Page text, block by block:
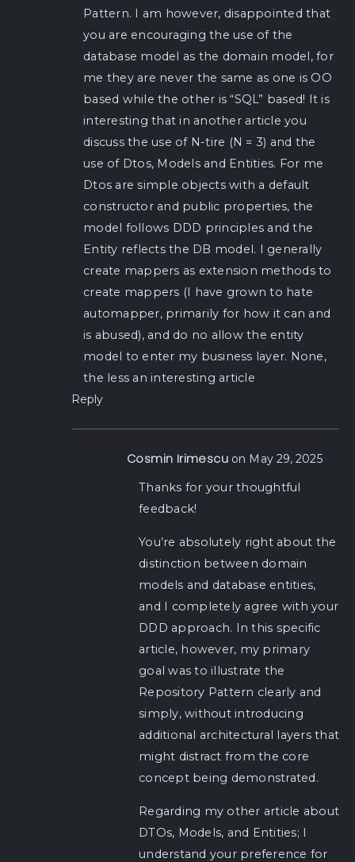
Pattern. I am however, disappointed that
you are encouraging the use of the
database model as the domain model, for
me they are never the same as one is OO
based while the other is “SQL” based! It is
interesting that in another article you
discuss the use of N-tire (N = 3) and the
use of Dtos, Models and Entities. For me
Dtos are simple objects with a default
constructor and public properties, the
model follows DDD principles and the
Entity reflects the DB model. I generally
create mappers as extension methods to
create mappers (I have grown to hate
automapper, primarily for how it can and
is abused), and do no allow the entity
model to enter my business layer. None,
the less an interesting article
Reply
Cosmin Irimescu on May 29, 2025
Thanks for your thoughtful
feedback!
You’re absolutely right about the
distinction between domain
models and database entities,
and I completely agree with your
DDD approach. In this specific
article, however, my primary
goal was to illustrate the
Repository Pattern clearly and
simply, without introducing
additional architectural layers that
might distract from the core
concept being demonstrated.
Regarding my other article about
DTOs, Models, and Entities; I
understand your preference for